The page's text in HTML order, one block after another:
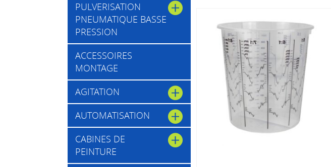
PULVERISATION
PNEUMATIQUE BASSE
PRESSION
ACCESSOIRES
MONTAGE
AGITATION
AUTOMATISATION
CABINES DE
PEINTURE